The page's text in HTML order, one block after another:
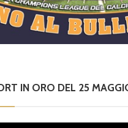
IN ORO DEL 25